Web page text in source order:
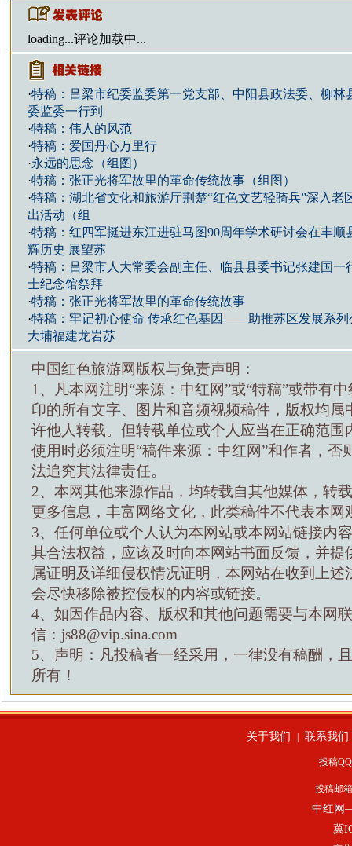
loading...评论加载中...
·特稿：吕梁市纪委监委第一党支部、中阳县政法委、柳林
委监委一行到
·特稿：伟人的风范
·特稿：爱国丹心万里行
·永远的思念（组图）
·特稿：张正光将军故里的革命传统故事（组图）
·特稿：湖北省文化和旅游厅荆楚“红色文艺轻骑兵”深入老
出活动（组
·特稿：红四军挺进东江进驻马图90周年学术研讨会在丰顺
辉历史 展望苏
·特稿：吕梁市人大常委会副主任、临县县委书记张建国一
士纪念馆祭拜
·特稿：张正光将军故里的革命传统故事
·特稿：牢记初心使命 传承红色基因——助推苏区发展系列
大埔福建龙岩苏
中国红色旅游网版权与免责声明：
1、凡本网注明“来源：中红网”或“特稿”或带有
印的所有文字、图片和音频视频稿件，版权均属
许他人转载。但转载单位或个人应当在正确范围
使用时必须注明“稿件来源：中红网”和作者，否
法追究其法律责任。
2、本网其他来源作品，均转载自其他媒体，转
更多信息，丰富网络文化，此类稿件不代表本网
3、任何单位或个人认为本网站或本网站链接内
其合法权益，应该及时向本网站书面反馈，并提
属证明及详细侵权情况证明，本网站在收到上述
会尽快移除被控侵权的内容或链接。
4、如因作品内容、版权和其他问题需要与本网
信：js88@vip.sina.com
5、声明：凡投稿者一经采用，一律没有稿酬，
所有！
关于我们 联系我们
投稿
投稿邮
中红网
冀